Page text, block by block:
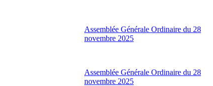
Assemblée Générale Ordinaire du 28
novembre 2025
Assemblée Générale Ordinaire du 28
novembre 2025